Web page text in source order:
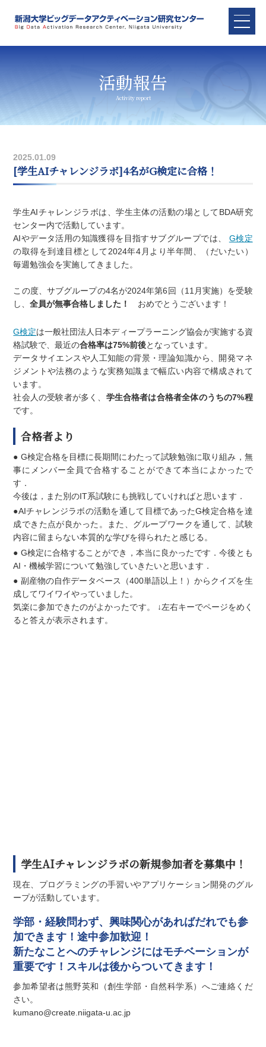
活動報告
[学生AIチャレンジラボ]4名がG検定に合格！
2025.01.09
学生AIチャレンジラボは、学生主体の活動の場としてBDA研究
センター内で活動しています。
AIやデータ活用の知識獲得を目指すサブグループでは、 G検定
の取得を到達目標として2024年4月より半年間、（だいたい）
毎週勉強会を実施してきました。
この度、サブグループの4名が2024年第6回（11月実施）を受験
し、全員が無事合格しました！ おめでとうございます！
G検定は一般社団法人日本ディープラーニング協会が実施する資
格試験で、最近の合格率は75%前後となっています。
データサイエンスや人工知能の背景・理論知識から、開発マネ
ジメントや法務のような実務知識まで幅広い内容で構成されて
います。
社会人の受験者が多く、 学生合格者は合格者全体のうちの7%程
です。
合格者より
● G検定合格を目標に長期間にわたって試験勉強に取り組み，無
事にメンバー全員で合格することができて本当によかったで
す．
今後は，また別のIT系試験にも挑戦していければと思います．
●AIチャレンジラボの活動を通して目標であったG検定合格を達
成できた点が良かった。また、グループワークを通して、試験
内容に留まらない本質的な学びを得られたと感じる。
● G検定に合格することができ，本当に良かったです．今後とも
AI・機械学習について勉強していきたいと思います．
● 副産物の自作データベース（400単語以上！）からクイズを生
成してワイワイやっていました。
気楽に参加できたのがよかったです。 ↓左右キーでページをめく
ると答えが表示されます。
学生AIチャレンジラボの新規参加者を募集中！
現在、プログラミングの手習いやアプリケーション開発のグル
ープが活動しています。
学部・経験問わず、興味関心があればだれでも参
加できます！途中参加歓迎！
新たなことへのチャレンジにはモチベーションが
重要です！スキルは後からついてきます！
参加希望者は熊野英和（創⽣学部・⾃然科学系）へご連絡くだ
さい。
kumano@create.niigata-u.ac.jp